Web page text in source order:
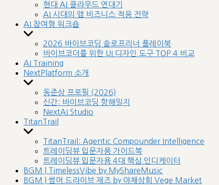
현대 AI 클라우드 연대기
AI 시대의 앱 비즈니스 적응 전략
AI 참여형 워크숍
Show
sub
menu
2026 바이브코딩 솔로프리너 플레이북
바이브코더를 위한 UI 디자인 도구 TOP 4 비교
AI Training
NextPlatform 소개
Show
sub
menu
동준상 프로필 (2026)
신간: 바이브코딩 항해일지
NextAI Studio
TitanTrail
Show
sub
menu
TitanTrail: Agentic Compounder Intelligence
트레이딩뷰 입문자용 가이드북
트레이딩뷰 입문자용 4대 핵심 인디케이터
BGM | TimelessVibe by MyShareMusic
BGM | 썸머 드라이브 재즈 by 야채상회 Vege Market